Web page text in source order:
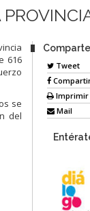
616
se
del
Tweet
Imprimir
Mail